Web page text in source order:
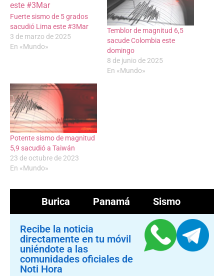
Fuerte sismo de 5 grados
sacudió Lima este #3Mar
3 de marzo de 2025
En «Mundo»
Temblor de magnitud 6,5
sacude Colombia este
domingo
8 de junio de 2025
En «Mundo»
Potente sismo de magnitud
5,9 sacudió a Taiwán
23 de octubre de 2023
En «Mundo»
Burica Panamá Sismo
Recibe la noticia
directamente en tu móvil
uniéndote a las
comunidades oficiales de
Noti Hora